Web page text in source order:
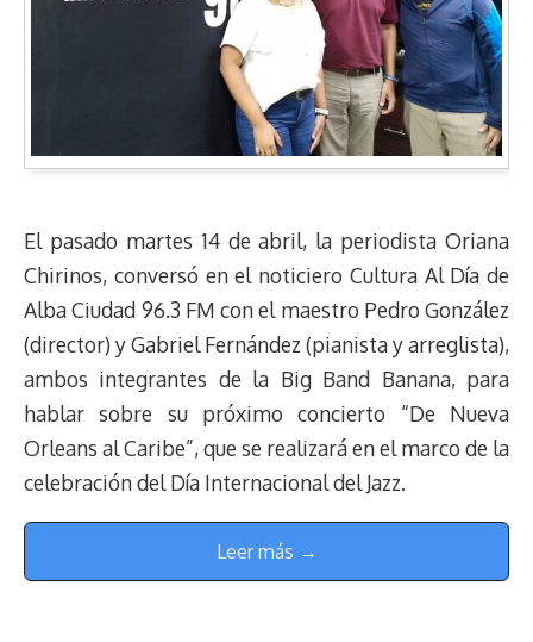
El pasado martes 14 de abril, la periodista Oriana
Chirinos, conversó en el noticiero Cultura Al Día de
Alba Ciudad 96.3 FM con el maestro Pedro González
(director) y Gabriel Fernández (pianista y arreglista),
ambos integrantes de la Big Band Banana, para
hablar sobre su próximo concierto “De Nueva
Orleans al Caribe”, que se realizará en el marco de la
celebración del Día Internacional del Jazz.
Leer más →